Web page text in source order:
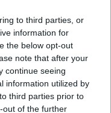
to third parties, or
information for
the below opt-out
note that after your
continue seeing
information utilized by
third parties prior to
out of the further